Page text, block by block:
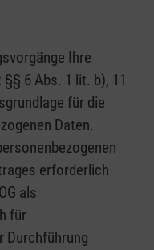
Ihre
6 Abs. 1 lit. b), 11
für die
Daten.
erforderlich
als
für
Durchführung